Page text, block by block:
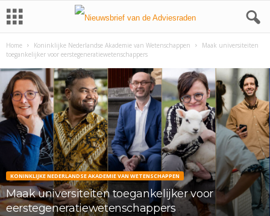
Home Koninklijke Nederlandse Akademie van Wetenschappen
Maak universiteiten
toegankelijker voor eerstegeneratiewetenschappers
KONINKLIJKE NEDERLANDSE AKADEMIE VAN WETENSCHAPPEN
Maak universiteiten toegankelijker voor
eerstegeneratiewetenschappers